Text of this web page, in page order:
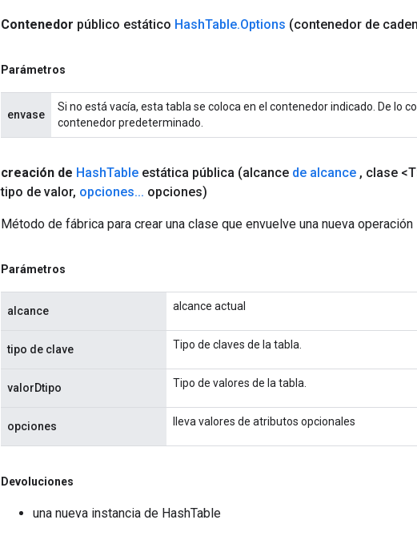
Contenedor público estático HashTable.Options (contenedor de
Parámetros
envase
Si no está vacía, esta tabla se coloca en el contenedor indicado. De lo
contenedor predeterminado.
creación de HashTable estática pública (alcance de alcance , clase
tipo de valor, opciones... opciones)
Método de fábrica para crear una clase que envuelve una nueva operación
Parámetros
alcance alcance actual
tipo de clave Tipo de claves de la tabla.
valorDtipo Tipo de valores de la tabla.
opciones lleva valores de atributos opcionales
Devoluciones
una nueva instancia de HashTable